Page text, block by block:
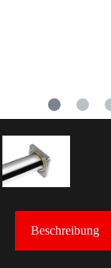
Beschreibung